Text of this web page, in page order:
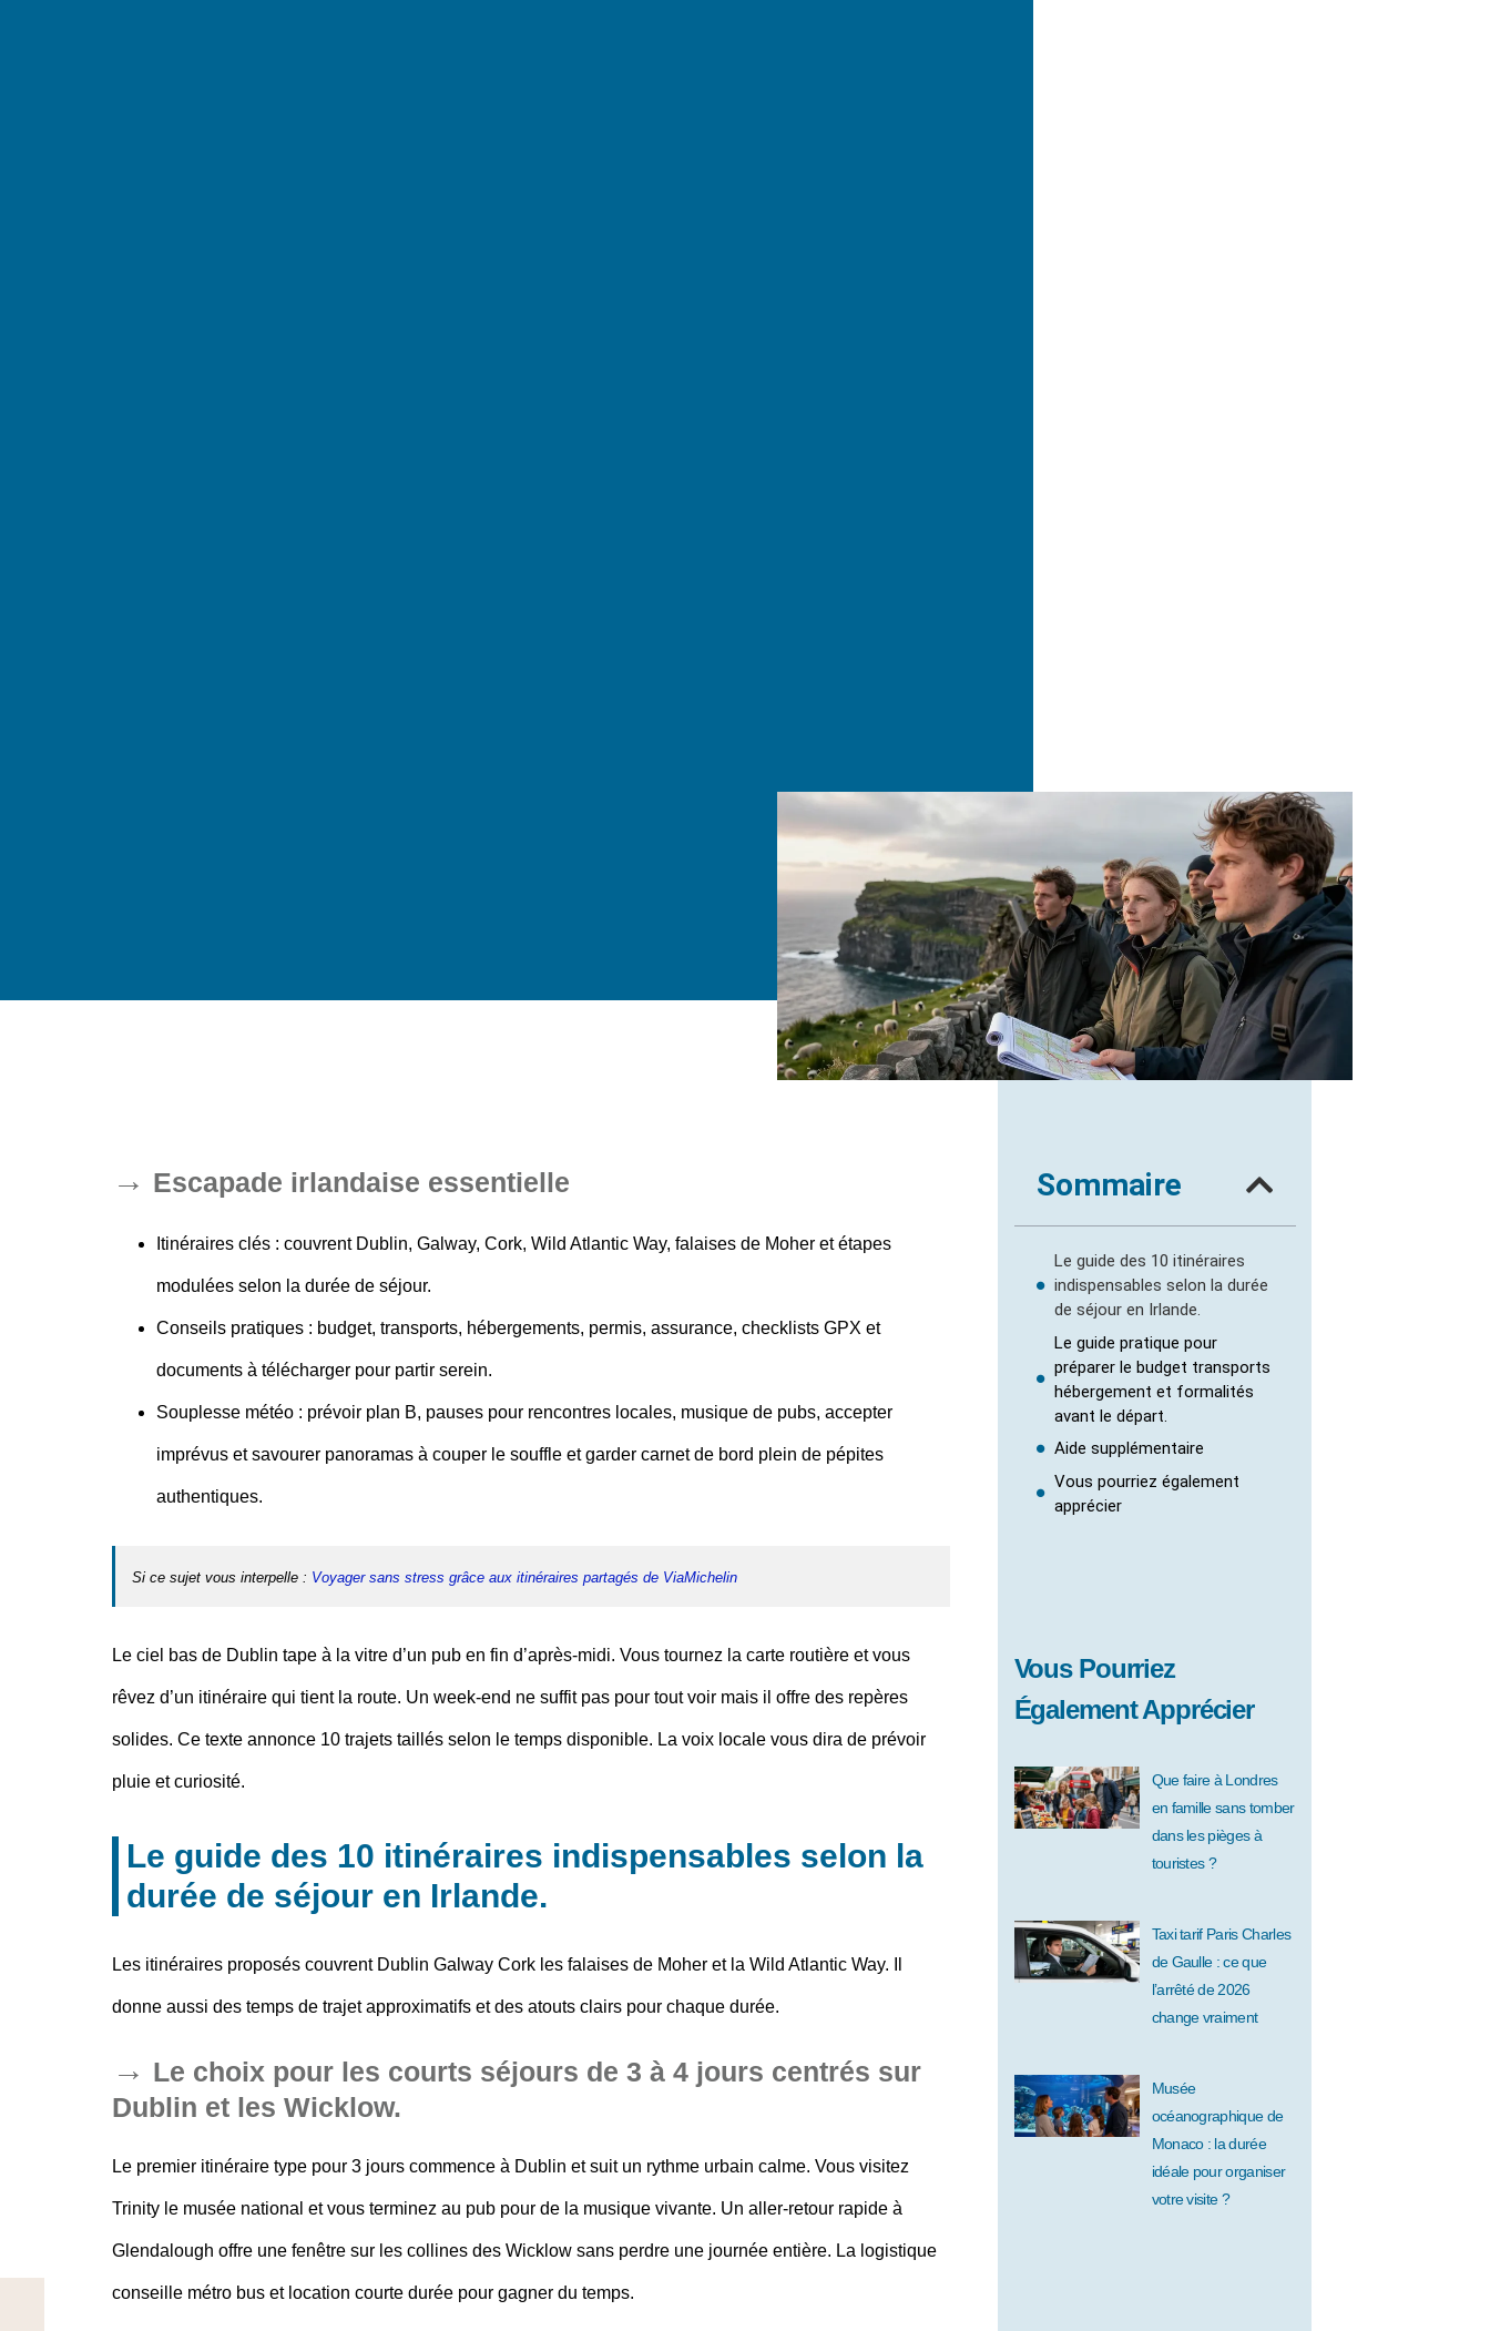
Escapade irlandaise essentielle
Itinéraires clés: couvrent Dublin, Galway, Cork, Wild Atlantic Way, falaises de Moher et étapes
modulées selon la durée de séjour.
Conseils pratiques: budget, transports, hébergements, permis, assurance, checklists GPX et
documents à télécharger pour partir serein.
Souplesse météo: prévoir plan B, pauses pour rencontres locales, musique de pubs, accepter
imprévus et savourer panoramas à couper le souffle et garder carnet de bord plein de pépites
authentiques.
Si ce sujet vous interpelle : Voyager sans stress grâce aux itinéraires partagés de ViaMichelin
Le ciel bas de Dublin tape à la vitre d’un pub en fin d’après-midi. Vous tournez la carte routière et vous
rêvez d’un itinéraire qui tient la route. Un week-end ne suffit pas pour tout voir mais il offre des repères
solides. Ce texte annonce 10 trajets taillés selon le temps disponible. La voix locale vous dira de prévoir
pluie et curiosité.
Le guide des 10 itinéraires indispensables selon la
durée de séjour en Irlande.
Les itinéraires proposés couvrent Dublin Galway Cork les falaises de Moher et la Wild Atlantic Way. Il
donne aussi des temps de trajet approximatifs et des atouts clairs pour chaque durée.
Le choix pour les courts séjours de 3 à 4 jours centrés sur
Dublin et les Wicklow.
Le premier itinéraire type pour 3 jours commence à Dublin et suit un rythme urbain calme. Vous visitez
Trinity le musée national et vous terminez au pub pour de la musique vivante. Un aller-retour rapide à
Glendalough offre une fenêtre sur les collines des Wicklow sans perdre une journée entière. La logistique
conseille métro bus et location courte durée pour gagner du temps.
Sommaire
Le guide des 10 itinéraires
indispensables selon la durée
de séjour en Irlande.
Le guide pratique pour
préparer le budget transports
hébergement et formalités
avant le départ.
Aide supplémentaire
Vous pourriez également
apprécier
Vous Pourriez
Également Apprécier
Que faire à Londres
en famille sans tomber
dans les pièges à
touristes ?
Taxi tarif Paris Charles
de Gaulle : ce que
l’arrêté de 2026
change vraiment
Musée
océanographique de
Monaco : la durée
idéale pour organiser
votre visite ?